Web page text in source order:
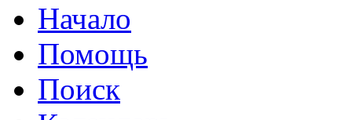
Начало
Помощь
Поиск